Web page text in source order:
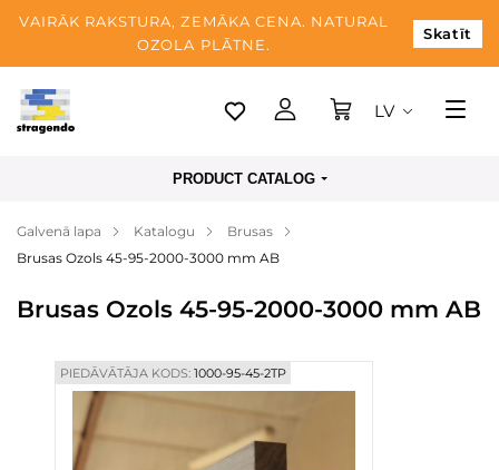
VAIRĀK RAKSTURA, ZEMĀKA CENA. NATURAL
OZOLA PLĀTNE.
Skatīt
Tallina
Apmaksa
Blogs
Kontaktinformācija
LV
PRODUCT CATALOG
Galvenā lapa Katalogu
Brusas
Brusas Ozols 45-95-2000-3000 mm AB
Brusas Ozols 45-95-2000-3000 mm AB
PIEDĀVĀTĀJA KODS:1000-95-45-2TP